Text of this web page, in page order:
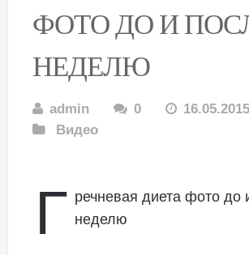
ФОТО ДО И
НЕДЕЛЮ
admin 0
16.05.2015
Видео
Г речневая диета фото до
неделю